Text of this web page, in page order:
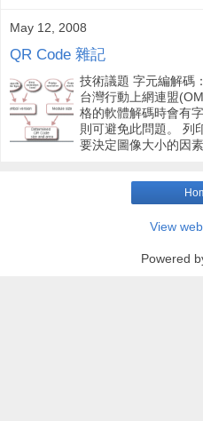
May 12, 2008
QR Code 雜記
技術議題 字元編解碼
台灣行動上網連盟
格的軟體解碼時會有
則可避免此問題。 列
要決定圖像大小的因
View
Powered